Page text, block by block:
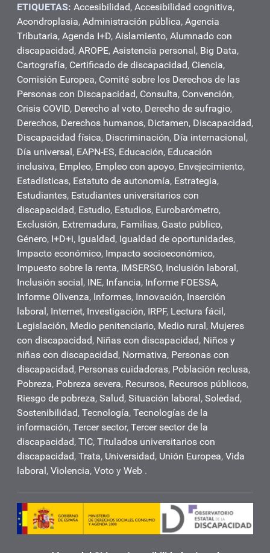
ETIQUETAS: Accesibilidad, Accesibilidad cognitiva,
Acondroplasia, Administración pública, Agencia
Tributaria, Agenda I+D, Aislamiento, Alumnado con
discapacidad, AROPE, Asistencia personal, Big Data,
Cartografía, Certificado de discapacidad, Ciencia,
Comisión Europea, Comité sobre los Derechos de las
Personas con Discapacidad, Consulta, Convención,
Crisis COVID, Derecho al voto, Derecho de sufragio,
Derechos, Derechos humanos, Dictamen, Discapacidad,
Discapacidad física, Discriminación, Día internacional,
Día universal, EAPN-ES, Educación, Educación
inclusiva, Empleo, Empleo con apoyo, Envejecimiento,
Estadísticas, Estatuto de autonomía, Estrategia,
Estudiantes, Estudiantes universitarios con
discapacidad, Estudio, Estudios, Eurobarómetro,
Exclusión, Extremadura, Familias, Gasto público,
Género, I+D+i, Igualdad, Igualdad de oportunidades,
Impacto económico, Impacto socioeconómico,
Impuesto sobre la renta, IMSERSO, Inclusión laboral,
Inclusión social, INE, Infancia, Informe FOESSA,
Informe Olivenza, Informes, Innovación, Inserción
laboral, Internet, Investigación, IRPF, Lectura fácil,
Legislación, Medio penitenciario, Medio rural, Mujeres
con discapacidad, Niñas con discapacidad, Niños y
niñas con discapacidad, Normativa, Personas con
discapacidad, Personas cuidadoras, Población reclusa,
Pobreza, Pobreza severa, Recursos, Recursos públicos,
Riesgo de pobreza, Salud, Situación laboral, Soledad,
Sostenibilidad, Tecnología, Tecnologías de la
información, Tercer sector, Tercer sector de la
discapacidad, TIC, Titulados universitarios con
discapacidad, Trata, Universidad, Unión Europea, Vida
laboral, Violencia, Voto y Web .